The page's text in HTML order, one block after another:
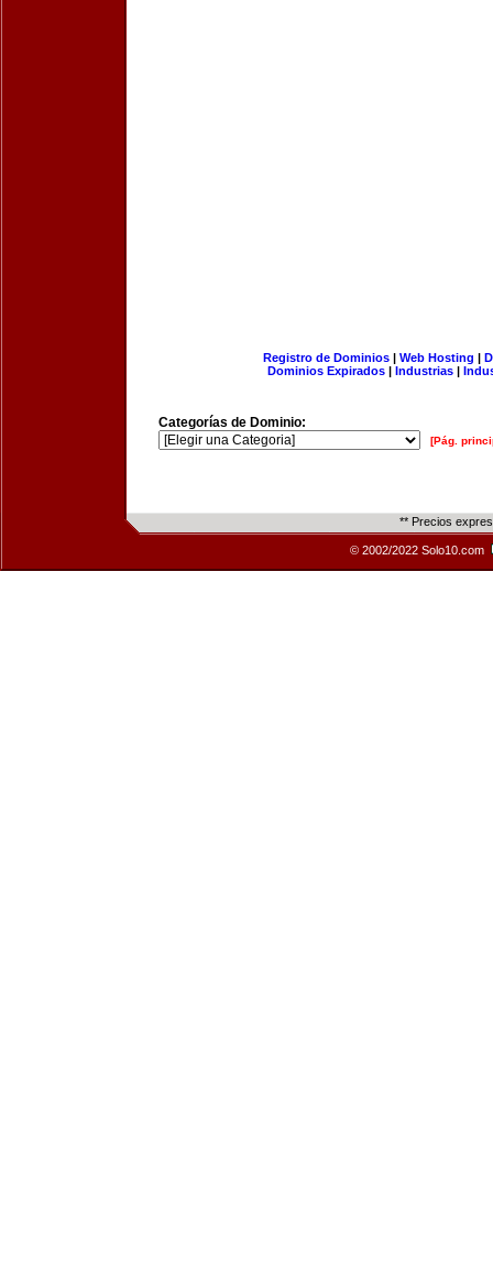
Registro de Dominios| Web Hosting |
Dominios Expirados | Industrias |
Categorías de Dominio:
[Pág.
** Precios
© 2002/2022 Solo10.com